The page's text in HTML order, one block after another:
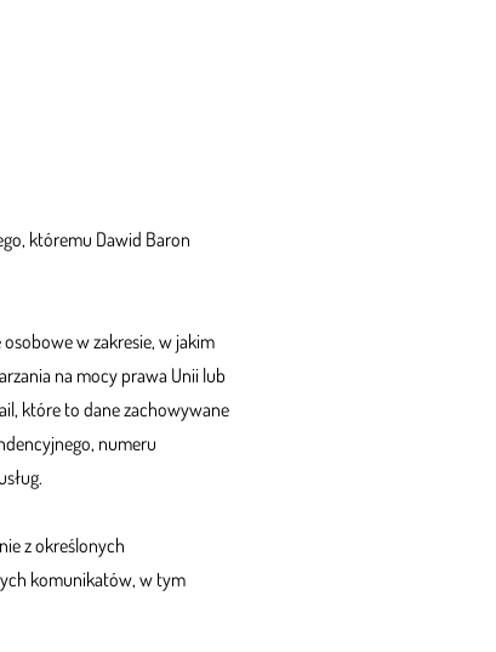
któremu Dawid Baron
w zakresie, w jakim
na mocy prawa Unii lub
które to dane zachowywane
numeru
z określonych
komunikatów, w tym